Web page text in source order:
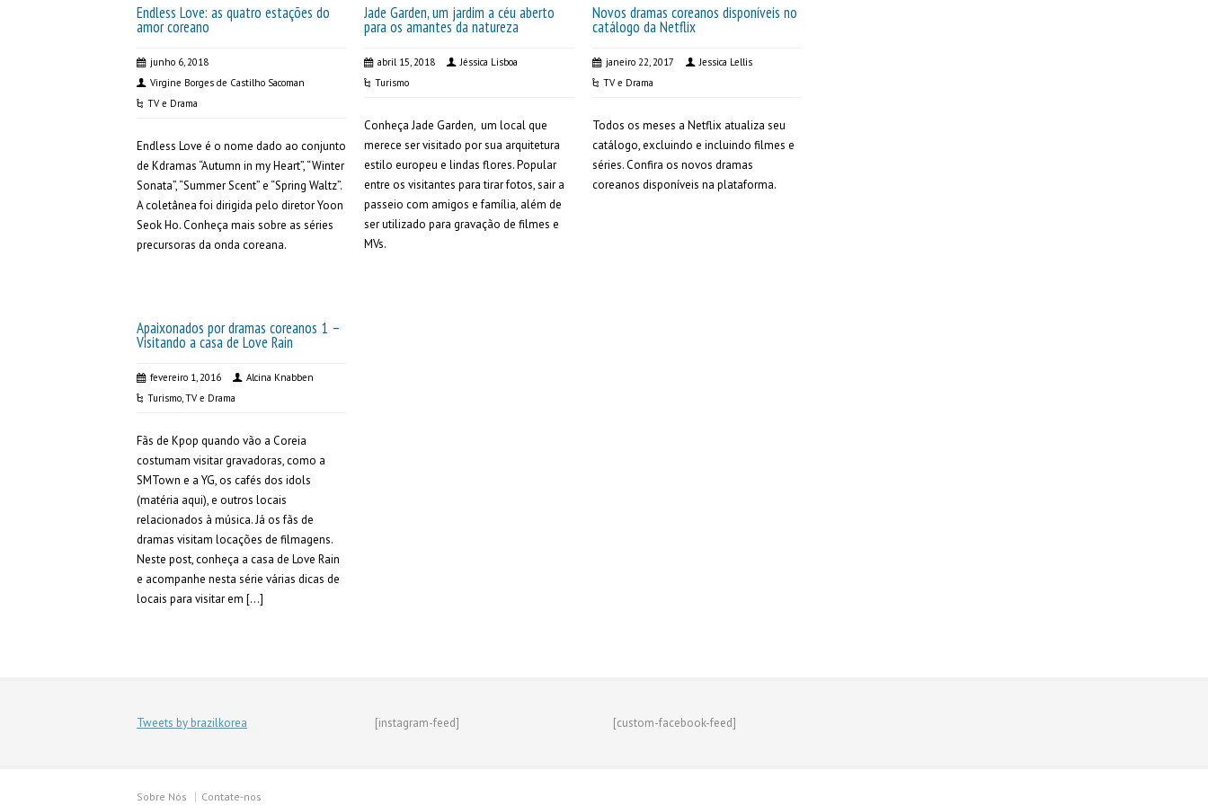
Endless Love: as quatro estações do
amor coreano
junho 6, 2018
Virgine Borges de Castilho Sacoman
TV e Drama
Endless Love é o nome dado ao conjunto
de Kdramas “Autumn in my Heart”, “Winter
Sonata”, “Summer Scent” e “Spring Waltz”.
A coletânea foi dirigida pelo diretor Yoon
Seok Ho. Conheça mais sobre as séries
precursoras da onda coreana.
Jade Garden, um jardim a céu aberto
para os amantes da natureza
abril 15, 2018
Jéssica Lisboa
Turismo
Conheça Jade Garden, um local que
merece ser visitado por sua arquitetura
estilo europeu e lindas flores. Popular
entre os visitantes para tirar fotos, sair a
passeio com amigos e família, além de
ser utilizado para gravação de filmes e
MVs.
Novos dramas coreanos disponíveis no
catálogo da Netflix
janeiro 22, 2017
Jessica Lellis
TV e Drama
Todos os meses a Netflix atualiza seu
catálogo, excluindo e incluindo filmes e
séries. Confira os novos dramas
coreanos disponíveis na plataforma.
Apaixonados por dramas coreanos 1 –
Visitando a casa de Love Rain
fevereiro 1, 2016
Alcina Knabben
Turismo,TV e Drama
Fãs de Kpop quando vão a Coreia
costumam visitar gravadoras, como a
SMTown e a YG, os cafés dos idols
(matéria aqui), e outros locais
relacionados à música. Já os fãs de
dramas visitam locações de filmagens.
Neste post, conheça a casa de Love Rain
e acompanhe nesta série várias dicas de
locais para visitar em […]
Tweets by brazilkorea [instagram-feed] [custom-facebook-feed]
Sobre Nós Contate-nos